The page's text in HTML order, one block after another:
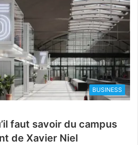
BUSINESS
faut savoir du campus
de Xavier Niel